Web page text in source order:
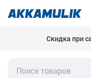
Скидка при